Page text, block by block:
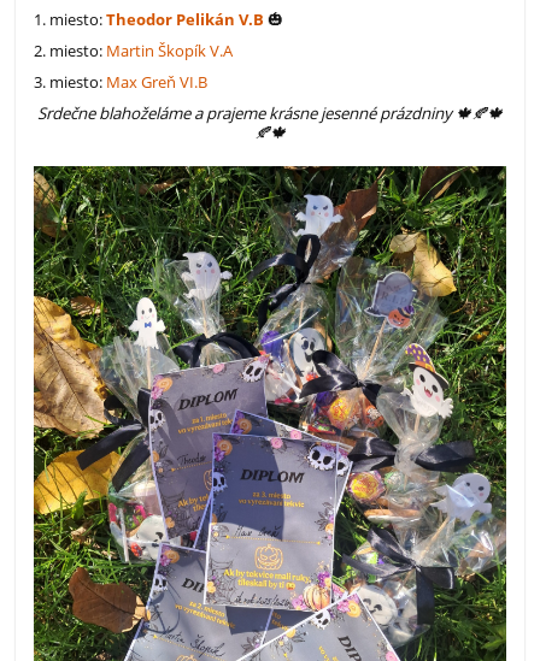
1. miesto:Theodor Pelikán V.B🎃
2. miesto: Martin Škopík V.A
3. miesto: Max Greň VI.B
Srdečne blahoželáme a prajeme krásne jesenné prázdniny 🍁🍂🍁
🍂🍁